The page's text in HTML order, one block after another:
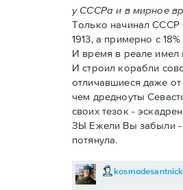
у СССРа и в мирное
Только начинал СССР
1913, а примерно с
И время в реале имел
И строил корабли
отличавшиеся даже
чем дредноуты
своих тезок -
ЗЫ Ежели Вы забыли
потянула.
kosmodesantnick